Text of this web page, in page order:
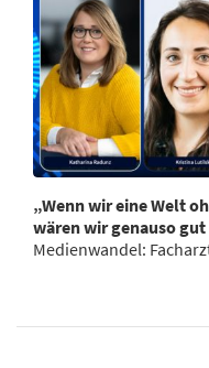
„Wenn wir eine Welt
wären wir genauso
Medienwandel: